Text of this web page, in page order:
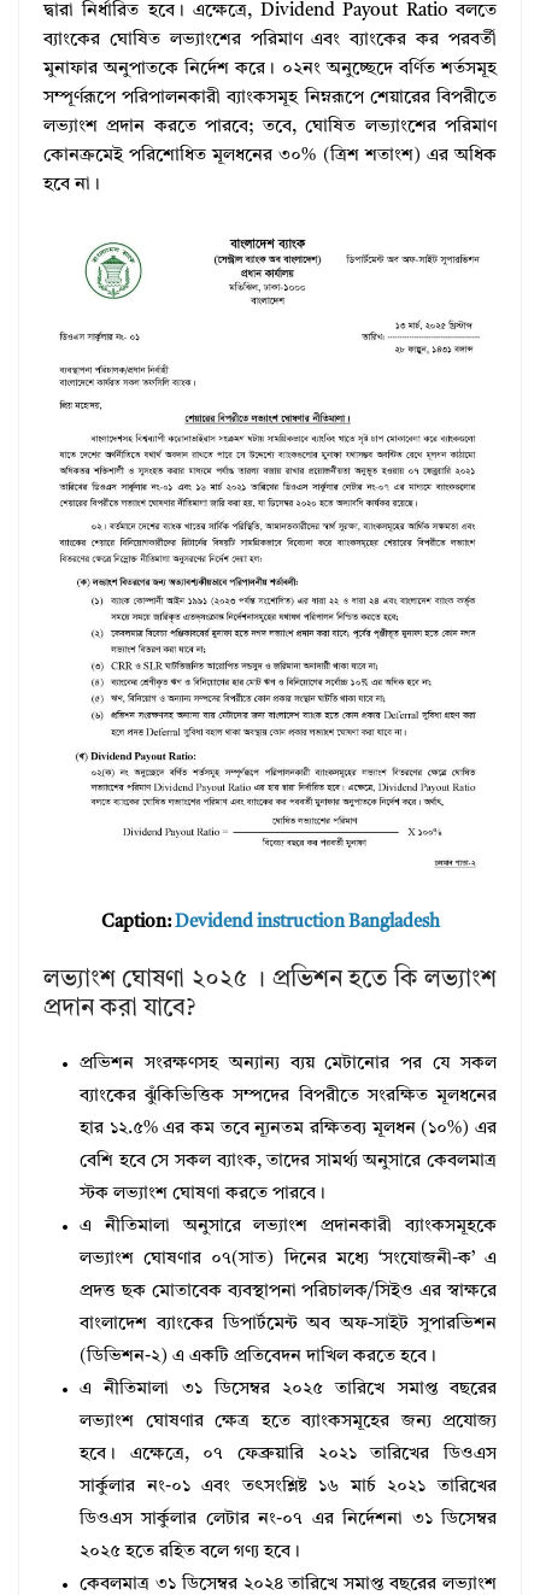
দ্বারা নির্ধারিত হবে। এক্ষেত্রে, Dividend Payout Ratio বলতে
ব্যাংকের ঘোষিত লভ্যাংশের পরিমাণ এবং ব্যাংকের কর পরবর্তী
মুনাফার অনুপাতকে নির্দেশ করে। ০২নং অনুচ্ছেদে বর্ণিত শর্তসমূহ
সম্পূর্ণরূপে পরিপালনকারী ব্যাংকসমূহ নিম্নরূপে শেয়ারের বিপরীতে
লভ্যাংশ প্রদান করতে পারবে; তবে, ঘোষিত লভ্যাংশের পরিমাণ
কোনক্রমেই পরিশোধিত মূলধনের ৩০% (ত্রিশ শতাংশ) এর অধিক
হবে না।
Caption:Devidend instruction Bangladesh
লভ্যাংশ ঘোষণা ২০২৫ । প্রভিশন হতে কি লভ্যাংশ
প্রদান করা যাবে?
প্রভিশন সংরক্ষণসহ অন্যান্য ব্যয় মেটানোর পর যে সকল
ব্যাংকের ঝুঁকিভিত্তিক সম্পদের বিপরীতে সংরক্ষিত মূলধনের
হার ১২.৫% এর কম তবে ন্যূনতম রক্ষিতব্য মূলধন (১০%) এর
বেশি হবে সে সকল ব্যাংক, তাদের সামর্থ্য অনুসারে কেবলমাত্র
স্টক লভ্যাংশ ঘোষণা করতে পারবে।
এ নীতিমালা অনুসারে লভ্যাংশ প্রদানকারী ব্যাংকসমূহকে
লভ্যাংশ ঘোষণার ০৭(সাত) দিনের মধ্যে ‘সংযোজনী-ক’ এ
প্রদত্ত ছক মোতাবেক ব্যবস্থাপনা পরিচালক/সিইও এর স্বাক্ষরে
বাংলাদেশ ব্যাংকের ডিপার্টমেন্ট অব অফ-সাইট সুপারভিশন
(ডিভিশন-২) এ একটি প্রতিবেদন দাখিল করতে হবে।
এ নীতিমালা ৩১ ডিসেম্বর ২০২৫ তারিখে সমাপ্ত বছরের
লভ্যাংশ ঘোষণার ক্ষেত্র হতে ব্যাংকসমূহের জন্য প্রযোজ্য
হবে। এক্ষেত্রে, ০৭ ফেব্রুয়ারি ২০২১ তারিখের ডিওএস
সার্কুলার নং-০১ এবং তৎসংশ্লিষ্ট ১৬ মার্চ ২০২১ তারিখের
ডিওএস সার্কুলার লেটার নং-০৭ এর নির্দেশনা ৩১ ডিসেম্বর
২০২৫ হতে রহিত বলে গণ্য হবে।
কেবলমাত্র ৩১ ডিসেম্বর ২০২৪ তারিখে সমাপ্ত বছরের লভ্যাংশ